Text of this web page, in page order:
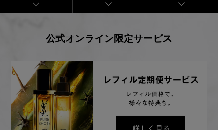
公式オンライン限定サービス